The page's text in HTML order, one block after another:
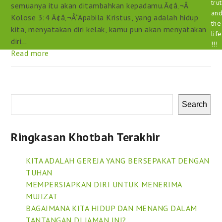
semuanya itu akan ditambahkan kepadamu.Ã¢â‚¬Â
Kolose 3:4 Ã¢â‚¬Å“Apabila Kristus, yang adalah hidup
kita, menyatakan diri kelak, kamu pun akan menyatakan
diri…
Read more
Search
Ringkasan Khotbah Terakhir
KITA ADALAH GEREJA YANG BERSEPAKAT DENGAN
TUHAN
MEMPERSIAPKAN DIRI UNTUK MENERIMA
MUJIZAT
BAGAIMANA KITA HIDUP DAN MENANG DALAM
TANTANGAN DI JAMAN INI?
the
life
!!!